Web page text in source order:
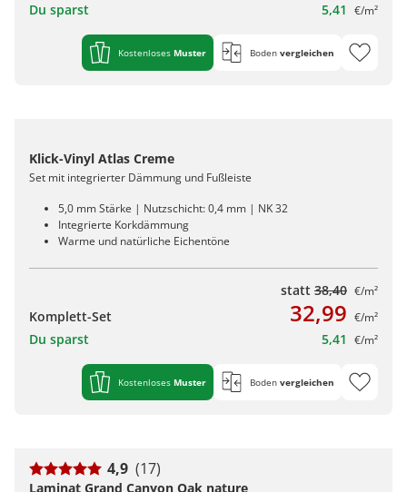
Du sparst 5,41 €/m²
Kostenloses Muster Boden vergleichen
Klick-Vinyl Atlas Creme
Set mit integrierter Dämmung und Fußleiste
5,0 mm Stärke | Nutzschicht: 0,4 mm | NK 32
Integrierte Korkdämmung
Warme und natürliche Eichentöne
statt 38,40 €/m²
Komplett-Set 32,99 €/m²
Du sparst 5,41 €/m²
Kostenloses Muster Boden vergleichen
4,9 (17)
Laminat Grand Canyon Oak nature